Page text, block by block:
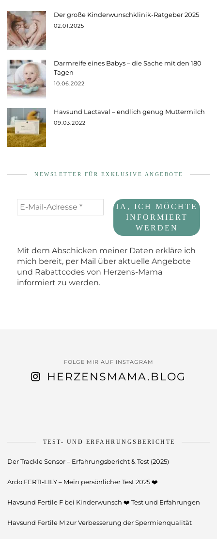
Der große Kinderwunschklinik-Ratgeber 2025
02.01.2025
Darmreife eines Babys – die Sache mit den 180
Tagen
10.06.2022
Havsund Lactaval – endlich genug Muttermilch
09.03.2022
NEWSLETTER FÜR EXKLUSIVE ANGEBOTE
Mit dem Abschicken meiner Daten erkläre ich
mich bereit, per Mail über aktuelle Angebote
und Rabattcodes von Herzens-Mama
informiert zu werden.
FOLGE MIR AUF INSTAGRAM
HERZENSMAMA.BLOG
TEST- UND ERFAHRUNGSBERICHTE
Der Trackle Sensor – Erfahrungsbericht & Test (2025)
Ardo FERTI-LILY – Mein persönlicher Test 2025 ❤️
Havsund Fertile F bei Kinderwunsch ❤️ Test und Erfahrungen
Havsund Fertile M zur Verbesserung der Spermienqualität